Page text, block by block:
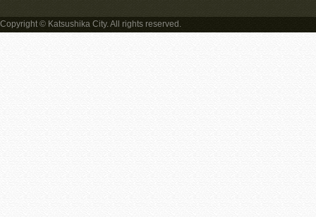
Copyright © Katsushika City. All rights reserved.